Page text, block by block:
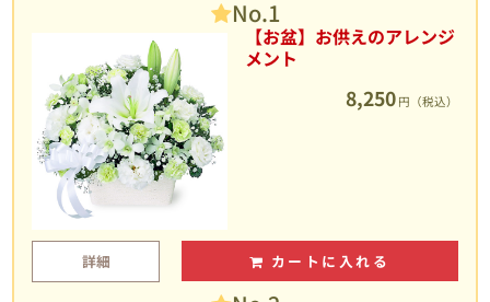
No.1
【お盆】お供えのアレンジ
メント
8,250 円（税込）
詳細 カートに入れる